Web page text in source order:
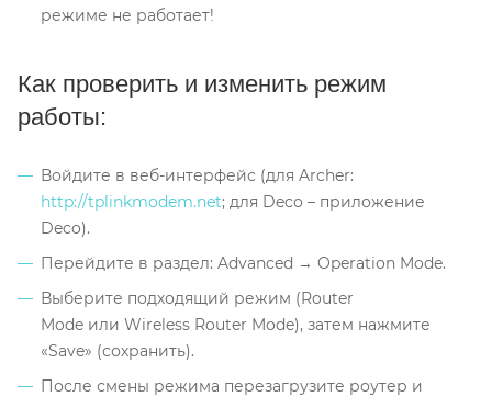
режиме не работает!
Как проверить и изменить режим
работы:
Войдите в веб-интерфейс (для Archer:
http://tplinkmodem.net; для Deco – приложение
Deco).
Перейдите в раздел: Advanced → Operation Mode.
Выберите подходящий режим (Router
Mode или Wireless Router Mode), затем нажмите
«Save» (сохранить).
После смены режима перезагрузите роутер и